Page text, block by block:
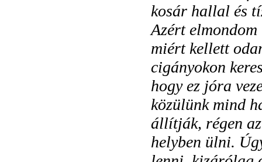
kosár hallal és
Azért elmondom
miért kellett
cigányokon
hogy ez jóra
közülünk mind
állítják, régen
helyben ülni.